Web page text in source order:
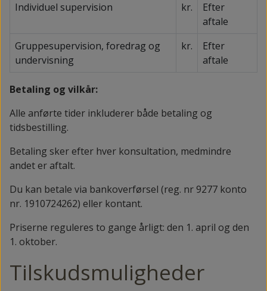
Individuel supervision
kr.
Efter
aftale
Gruppesupervision, foredrag og
undervisning
kr.
Efter
aftale
Betaling og vilkår:
Alle anførte tider inkluderer både betaling og
tidsbestilling.
Betaling sker efter hver konsultation, medmindre
andet er aftalt.
Du kan betale via bankoverførsel (reg. nr 9277 konto
nr. 1910724262) eller kontant.
Priserne reguleres to gange årligt: den 1. april og den
1. oktober.
Tilskudsmuligheder